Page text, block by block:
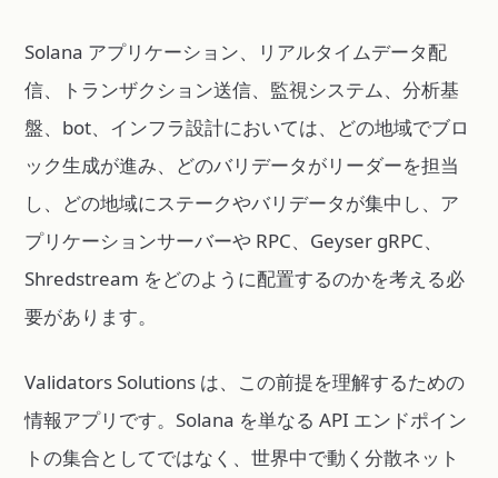
Solana アプリケーション、リアルタイムデータ配
信、トランザクション送信、監視システム、分析基
盤、bot、インフラ設計においては、どの地域でブロ
ック生成が進み、どのバリデータがリーダーを担当
し、どの地域にステークやバリデータが集中し、ア
プリケーションサーバーや RPC、Geyser gRPC、
Shredstream をどのように配置するのかを考える必
要があります。
Validators Solutions は、この前提を理解するための
情報アプリです。Solana を単なる API エンドポイン
トの集合としてではなく、世界中で動く分散ネット